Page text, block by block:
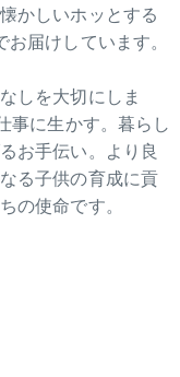
かしいホッとする
届けしています。
しを大切にしま
事に生かす。暮らし
お手伝い。より良
る子供の育成に貢
の使命です。